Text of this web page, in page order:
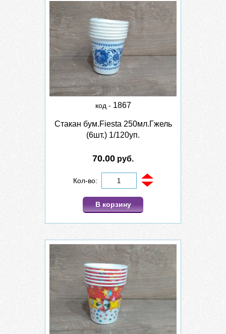
код - 1867
Стакан бум.Fiesta 250мл.Гжель
(6шт.) 1/120уп.
70.00 руб.
Кол-во:
В корзину